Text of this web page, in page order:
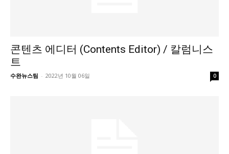
콘텐츠 에디터 (Contents Editor) / 칼럼니스
트
수완뉴스팀 - 2022년 10월 06일 0